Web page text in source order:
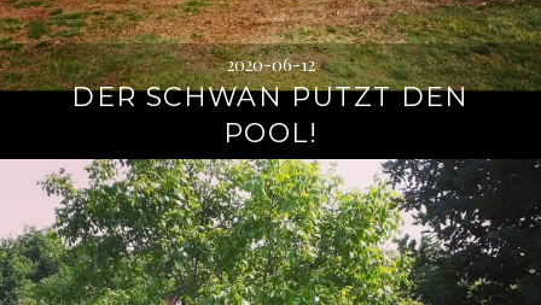
2020-06-12
DER SCHWAN PUTZT DEN
POOL!